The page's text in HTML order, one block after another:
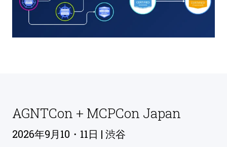
AGNTCon + MCPCon Japan
2026年9月10・11日 | 渋谷